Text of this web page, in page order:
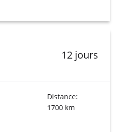
12 jours
Distance:
1700 km